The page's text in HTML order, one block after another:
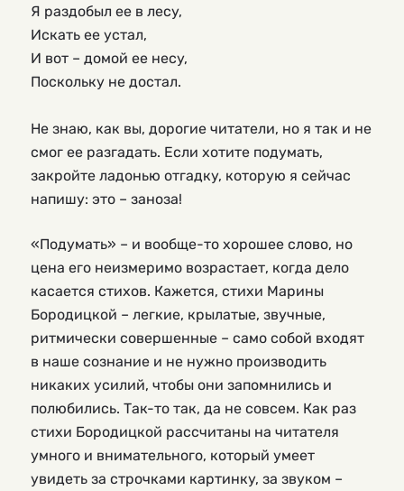
Я раздобыл ее в лесу,
Искать ее устал,
И вот – домой ее несу,
Поскольку не достал.
Не знаю, как вы, дорогие читатели, но я так и не
смог ее разгадать. Если хотите подумать,
закройте ладонью отгадку, которую я сейчас
напишу: это – заноза!
«Подумать» – и вообще-то хорошее слово, но
цена его неизмеримо возрастает, когда дело
касается стихов. Кажется, стихи Марины
Бородицкой – легкие, крылатые, звучные,
ритмически совершенные – само собой входят
в наше сознание и не нужно производить
никаких усилий, чтобы они запомнились и
полюбились. Так-то так, да не совсем. Как раз
стихи Бородицкой рассчитаны на читателя
умного и внимательного, который умеет
увидеть за строчками картинку, за звуком –